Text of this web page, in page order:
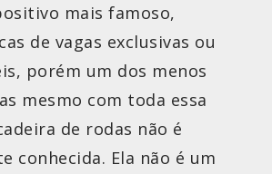
mais famoso,
de vagas exclusivas ou
porém um dos menos
mesmo com toda essa
de rodas não é
conhecida. Ela não é um